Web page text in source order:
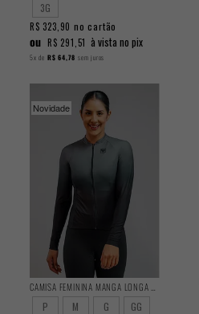
3G
R$ 323,90 no cartão
ou R$ 291,51 à vista no pix
5x de R$ 64,78 sem juros
Novidade
CAMISA FEMININA MANGA LONGA BASIC SHADOW
P M G GG